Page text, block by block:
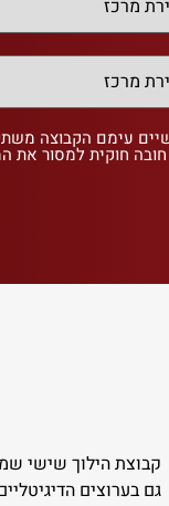
עימם הקבוצה
חוקית למסור את
קבוצת הילוך שישי
גם בערוצים